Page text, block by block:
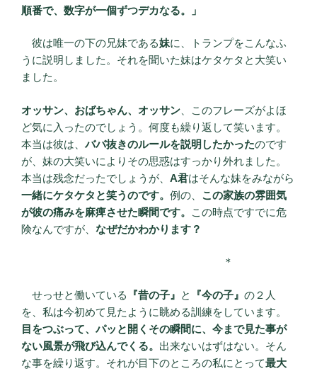
順番で、数字が一個ずつデカなる。」
彼は唯一の下の兄妹である妹に、トランプをこんなふ
うに説明しました。それを聞いた妹はケタケタと大笑い
ました。
オッサン、おばちゃん、オッサン 、このフレーズがよほ
ど気に入ったのでしょう。何度も繰り返して笑います。
本当は彼は、ババ抜きのルールを説明したかったのです
が、妹の大笑いによりその思惑はすっかり外れました。
本当は残念だったでしょうが、 A君はそんな妹をみながら
一緒にケタケタと笑うのです。 例の、 この家族の雰囲気
が彼の痛みを麻痺させた瞬間です。
この時点ですでに危
険なんですが、 なぜだかわかります？
＊
せっせと働いている 『昔の子』 と 『今の子』 の２人
を、私は今初めて見たように眺める訓練をしています。
目をつぶって、パッと開くその瞬間に、今まで見た事が
ない風景が飛び込んでくる。 出来ないはずはない。そん
な事を繰り返す。それが目下のところの私にとって最大